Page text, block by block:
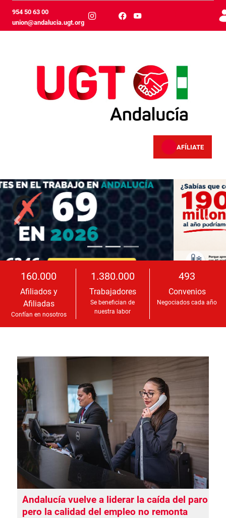
メインコンテンツにスキップ
954 50 63 00
union@andalucia.ugt.org
AFÍLIATE
Anterior
160.000
Afiliados y
Afiliadas
Confían en nosotros
1.380.000
Trabajadores
Se benefician de
nuestra labor
493
Convenios
Negociados cada año
Andalucía vuelve a liderar la caída del paro
pero la calidad del empleo no remonta